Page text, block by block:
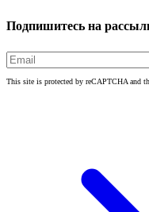
Подпишитесь на
This site is protected by reCAPTCHA and